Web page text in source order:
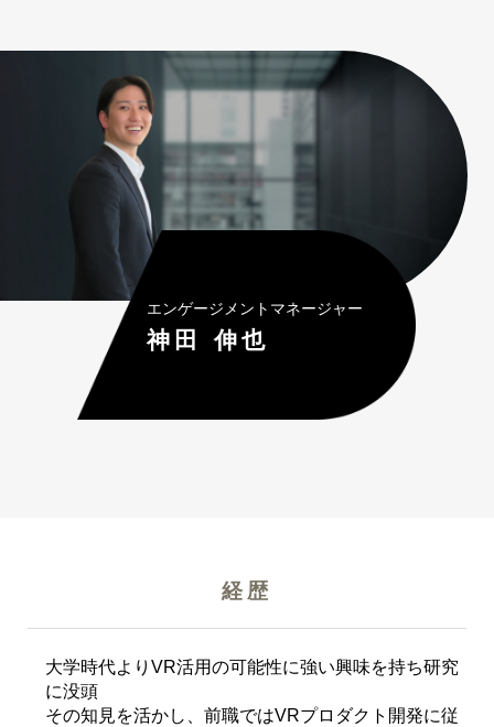
エンゲージメントマネージャー
神田 伸也
経歴
大学時代よりVR活用の可能性に強い興味を持ち研究
に没頭
その知見を活かし、前職ではVRプロダクト開発に従